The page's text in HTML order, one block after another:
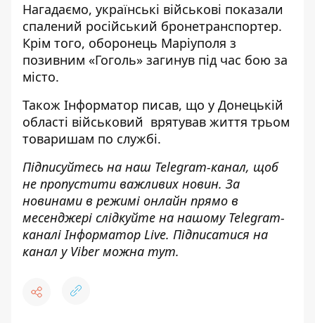
Нагадаємо, українські військові показали
спалений російський бронетранспортер.
Крім того, оборонець Маріуполя з
позивним «Гоголь» загинув під час бою за
місто.
Також Інформатор писав, що у Донецькій
області військовий врятував життя трьом
товаришам по службі.
Підписуйтесь на наш Telegram-канал, щоб
не пропустити важливих новин. За
новинами в режимі онлайн прямо в
месенджері слідкуйте на нашому Telegram-
каналіІнформатор Live. Підписатися на
канал у Viber можна тут.